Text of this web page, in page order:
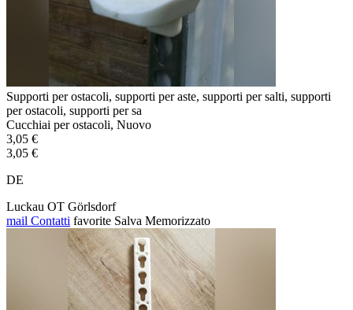
Supporti per ostacoli, supporti per aste, supporti per salti, supporti
per ostacoli, supporti per sa
Cucchiai per ostacoli, Nuovo
3,05 €
3,05 €
DE
Luckau OT Görlsdorf
mail Contatti favorite Salva Memorizzato